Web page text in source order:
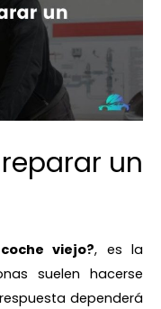
un
viejo?, es la
suelen hacerse
dependerá